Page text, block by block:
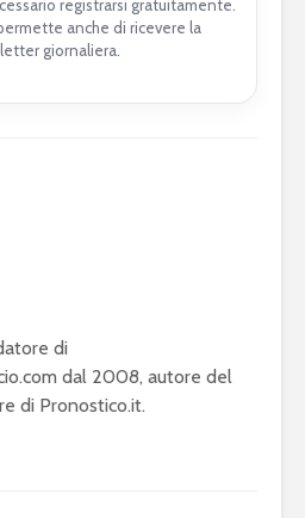
registrarsi gratuitamente.
anche di ricevere la
giornaliera.
di
dal 2008, autore del
di Pronostico.it.